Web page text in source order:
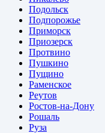
Подольск
Подпорожье
Приморск
Приозерск
Протвино
Пушкино
Пущино
Раменское
Реутов
Ростов-на-Дону
Рошаль
Руза